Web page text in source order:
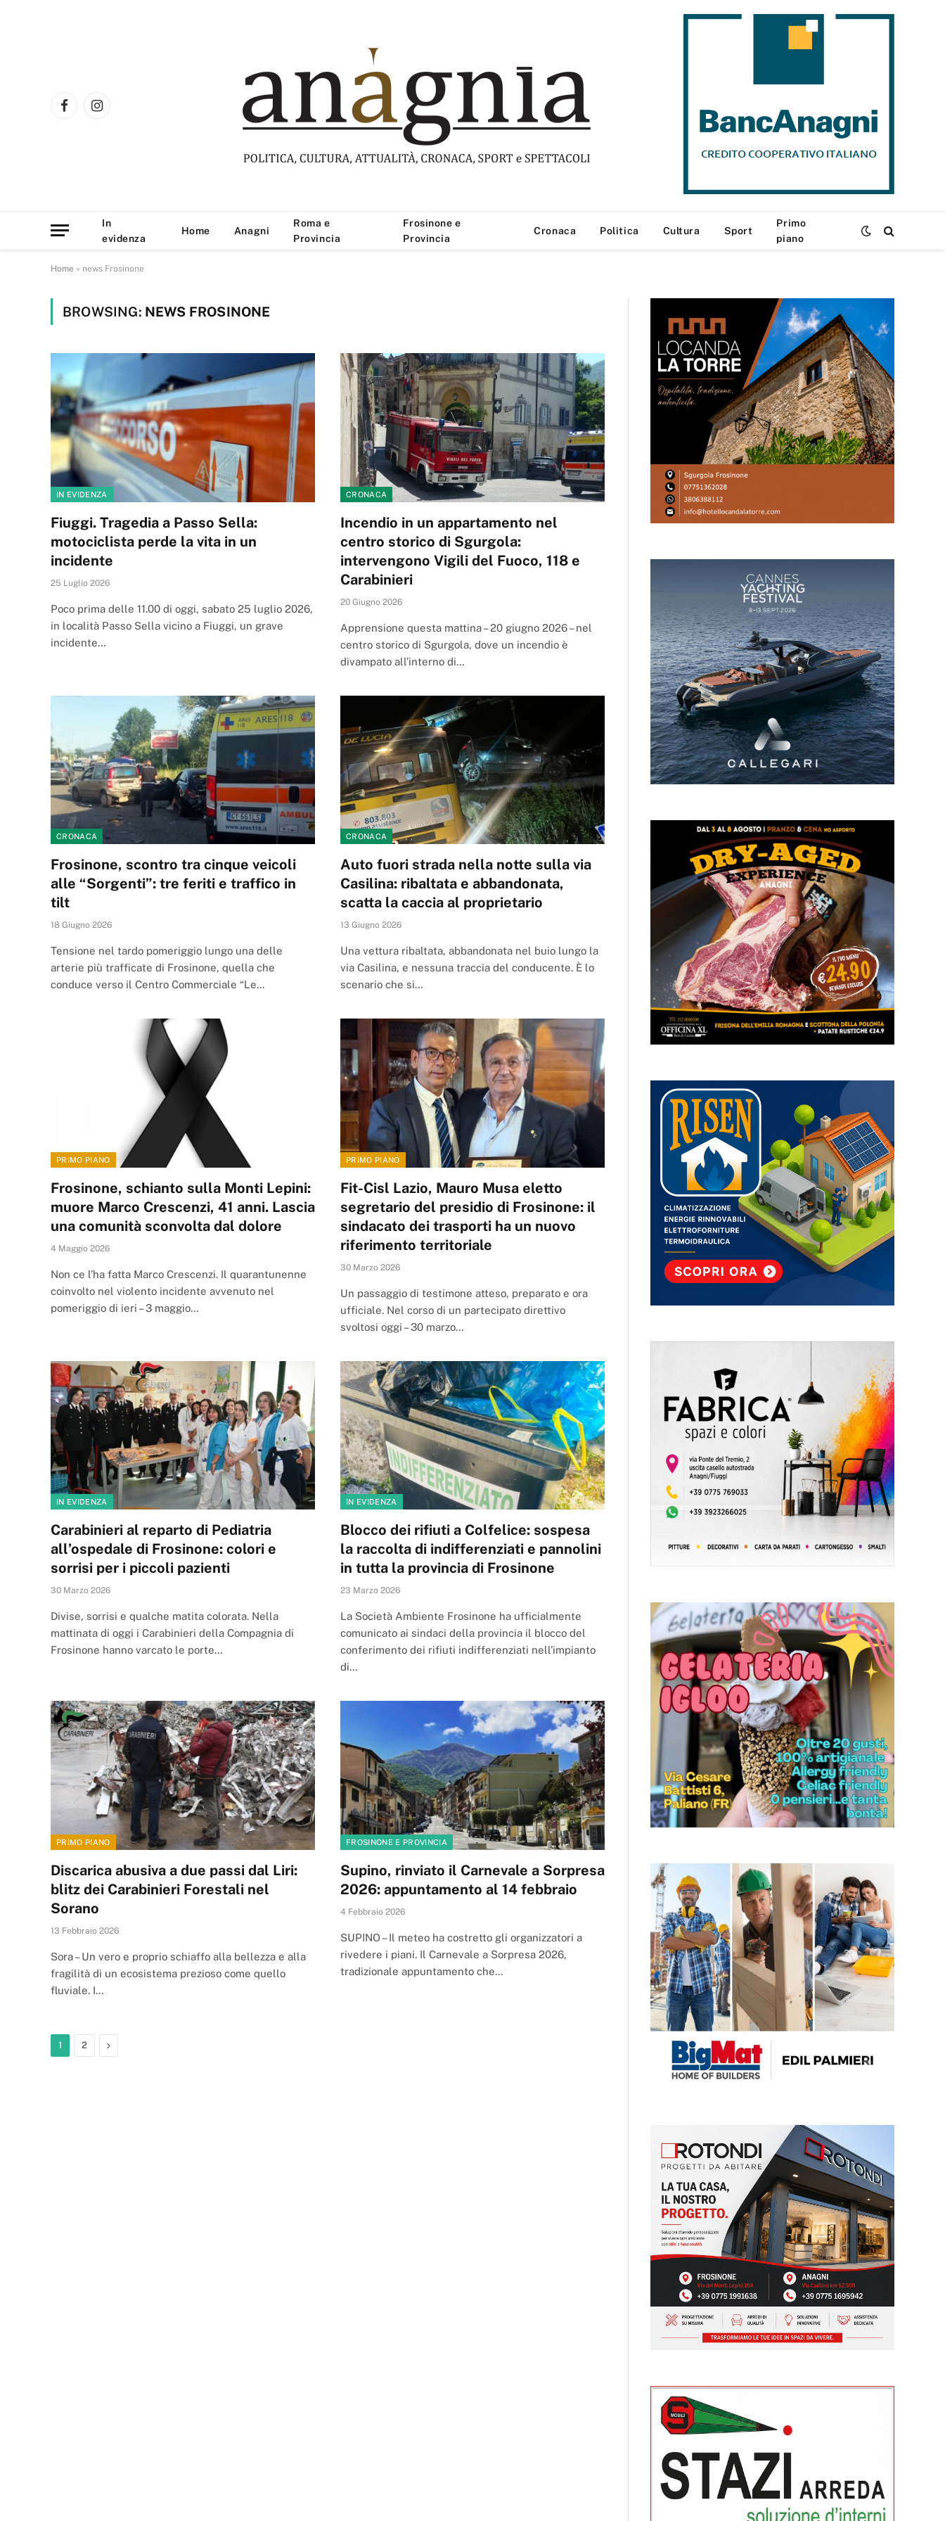
FacebookInstagram
In
evidenza
Home Anagni
Roma e
Provincia
Frosinone e
Provincia
Cronaca Politica Cultura Sport
Primo
piano
Home » news Frosinone
BROWSING: NEWS FROSINONE
IN EVIDENZA
Fiuggi. Tragedia a Passo Sella:
motociclista perde la vita in un
incidente
25 Luglio 2026
Poco prima delle 11.00 di oggi, sabato 25 luglio 2026,
in località Passo Sella vicino a Fiuggi, un grave
incidente…
CRONACA
Incendio in un appartamento nel
centro storico di Sgurgola:
intervengono Vigili del Fuoco, 118 e
Carabinieri
20 Giugno 2026
Apprensione questa mattina – 20 giugno 2026 – nel
centro storico di Sgurgola, dove un incendio è
divampato all’interno di…
CRONACA
Frosinone, scontro tra cinque veicoli
alle “Sorgenti”: tre feriti e traffico in
tilt
18 Giugno 2026
Tensione nel tardo pomeriggio lungo una delle
arterie più trafficate di Frosinone, quella che
conduce verso il Centro Commerciale “Le…
CRONACA
Auto fuori strada nella notte sulla via
Casilina: ribaltata e abbandonata,
scatta la caccia al proprietario
13 Giugno 2026
Una vettura ribaltata, abbandonata nel buio lungo la
via Casilina, e nessuna traccia del conducente. È lo
scenario che si…
PRIMO PIANO
Frosinone, schianto sulla Monti Lepini:
muore Marco Crescenzi, 41 anni. Lascia
una comunità sconvolta dal dolore
4 Maggio 2026
Non ce l’ha fatta Marco Crescenzi. Il quarantunenne
coinvolto nel violento incidente avvenuto nel
pomeriggio di ieri – 3 maggio…
PRIMO PIANO
Fit-Cisl Lazio, Mauro Musa eletto
segretario del presidio di Frosinone: il
sindacato dei trasporti ha un nuovo
riferimento territoriale
30 Marzo 2026
Un passaggio di testimone atteso, preparato e ora
ufficiale. Nel corso di un partecipato direttivo
svoltosi oggi – 30 marzo…
IN EVIDENZA
Carabinieri al reparto di Pediatria
all’ospedale di Frosinone: colori e
sorrisi per i piccoli pazienti
30 Marzo 2026
Divise, sorrisi e qualche matita colorata. Nella
mattinata di oggi i Carabinieri della Compagnia di
Frosinone hanno varcato le porte…
IN EVIDENZA
Blocco dei rifiuti a Colfelice: sospesa
la raccolta di indifferenziati e pannolini
in tutta la provincia di Frosinone
23 Marzo 2026
La Società Ambiente Frosinone ha ufficialmente
comunicato ai sindaci della provincia il blocco del
conferimento dei rifiuti indifferenziati nell’impianto
di…
PRIMO PIANO
Discarica abusiva a due passi dal Liri:
blitz dei Carabinieri Forestali nel
Sorano
13 Febbraio 2026
Sora – Un vero e proprio schiaffo alla bellezza e alla
fragilità di un ecosistema prezioso come quello
fluviale. I…
FROSINONE E PROVINCIA
Supino, rinviato il Carnevale a Sorpresa
2026: appuntamento al 14 febbraio
4 Febbraio 2026
SUPINO – Il meteo ha costretto gli organizzatori a
rivedere i piani. Il Carnevale a Sorpresa 2026,
tradizionale appuntamento che…
1 2 Next